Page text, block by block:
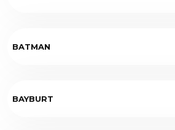
BATMAN
BAYBURT